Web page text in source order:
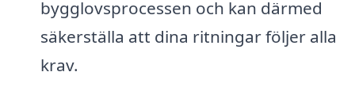
bygglovsprocessen och kan därmed
säkerställa att dina ritningar följer alla
krav.